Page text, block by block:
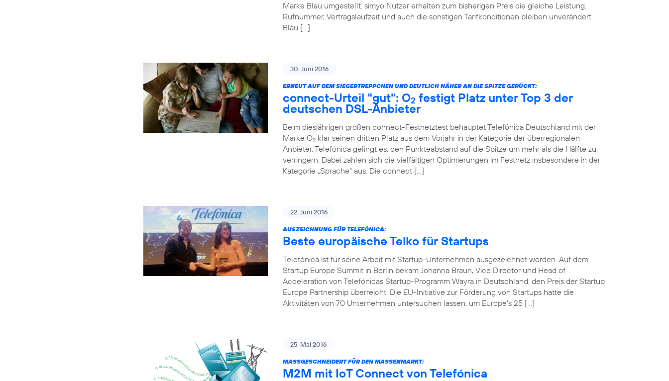
Marke Blau umgestellt. simyo Nutzer erhalten zum bisherigen Preis die gleiche Leistung.
Rufnummer, Vertragslaufzeit und auch die sonstigen Tarifkonditionen bleiben unverändert.
Blau […]
30. Juni 2016
ERNEUT AUF DEM SIEGERTREPPCHEN UND DEUTLICH NÄHER AN DIE SPITZE GERÜCKT:
connect-Urteil "gut": O2 festigt Platz unter Top 3 der
deutschen DSL-Anbieter
Beim diesjährigen großen connect-Festnetztest behauptet Telefónica Deutschland mit der
Marke O2 klar seinen dritten Platz aus dem Vorjahr in der Kategorie der überregionalen
Anbieter. Telefónica gelingt es, den Punkteabstand auf die Spitze um mehr als die Hälfte zu
verringern. Dabei zahlen sich die vielfältigen Optimierungen im Festnetz insbesondere in der
Kategorie „Sprache“ aus. Die connect […]
22. Juni 2016
AUSZEICHNUNG FÜR TELEFÓNICA:
Beste europäische Telko für Startups
Telefónica ist für seine Arbeit mit Startup-Unternehmen ausgezeichnet worden. Auf dem
Startup Europe Summit in Berlin bekam Johanna Braun, Vice Director und Head of
Acceleration von Telefónicas Startup-Programm Wayra in Deutschland, den Preis der Startup
Europe Partnership überreicht. Die EU-Initiative zur Förderung von Startups hatte die
Aktivitäten von 70 Unternehmen untersuchen lassen, um Europe’s 25 […]
25. Mai 2016
MASSGESCHNEIDERT FÜR DEN MASSENMARKT:
M2M mit IoT Connect von Telefónica